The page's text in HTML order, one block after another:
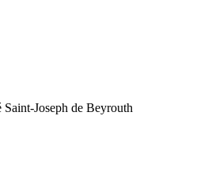
Joseph de Beyrouth